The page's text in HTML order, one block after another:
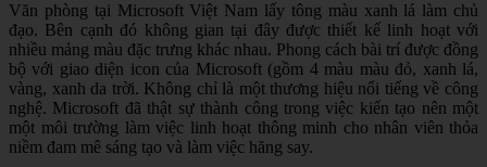
Văn phòng tại Microsoft Việt Nam lấy tông màu xanh lá làm chủ
đạo. Bên cạnh đó không gian tại đây được thiết kế linh hoạt với
nhiều mảng màu đặc trưng khác nhau. Phong cách bài trí được đồng
bộ với giao diện icon của Microsoft (gồm 4 màu màu đỏ, xanh lá,
vàng, xanh da trời. Không chỉ là một thương hiệu nổi tiếng về công
nghệ. Microsoft đã thật sự thành công trong việc kiến tạo nên một
một môi trường làm việc linh hoạt thông minh cho nhân viên thỏa
niềm đam mê sáng tạo và làm việc hăng say.